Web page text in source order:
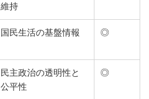
維持
国民生活の基盤情報 ◎
民主政治の透明性と
公平性
◎